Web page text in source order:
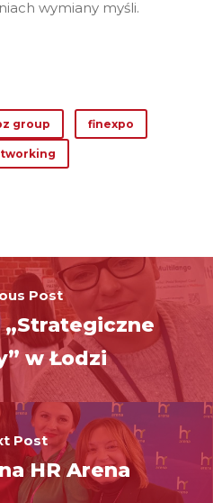
wymiany myśli.
group finexpo
Post
„Strategiczne
w Łodzi
Post
HR Arena